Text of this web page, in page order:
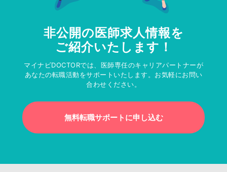
非公開の医師求人情報を
ご紹介いたします！
マイナビDOCTORでは、医師専任のキャリアパートナーが
あなたの転職活動をサポートいたします。お気軽にお問い
合わせください。
無料転職サポートに申し込む